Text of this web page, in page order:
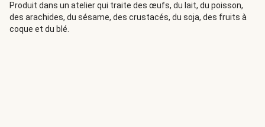
Produit dans un atelier qui traite des œufs, du lait, du poisson,
des arachides, du sésame, des crustacés, du soja, des fruits à
coque et du blé.